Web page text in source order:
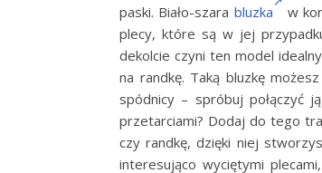
paski. Biało-szara bluzka
w
plecy, które są w jej
dekolcie czyni ten model
na randkę. Taką bluzkę
spódnicy – spróbuj połączyć
przetarciami? Dodaj do tego
czy randkę, dzięki niej
interesująco wyciętymi